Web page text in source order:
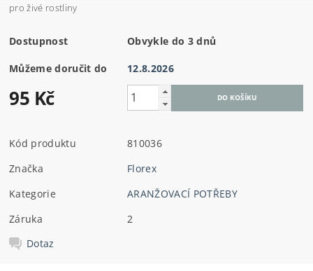
pro živé rostliny
Dostupnost Obvykle do 3 dnů
Můžeme doručit do 12.8.2026
95 Kč
Kód produktu
810036
Značka
Florex
Kategorie
ARANŽOVACÍ POTŘEBY
Záruka
2
Dotaz